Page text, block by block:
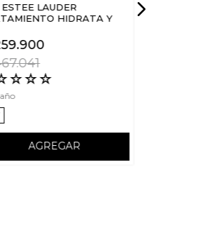
LAUDER
HIDRATA Y
IN ONE SLEEP
.041
.900
☆☆☆
AGREGAR